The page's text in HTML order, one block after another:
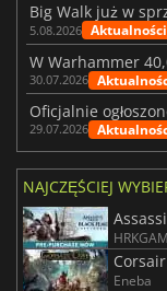
5.08.2026
30.07.2026
Oficjalnie
29.07.2026
NAJCZĘŚCIEJ
Eneba